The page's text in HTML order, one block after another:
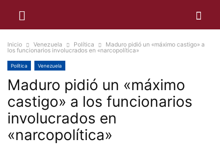
Inicio Venezuela Política
Maduro pidió un «máximo castigo» a
los funcionarios involucrados en «narcopolítica»
Política Venezuela
Maduro pidió un «máximo
castigo» a los funcionarios
involucrados en
«narcopolítica»